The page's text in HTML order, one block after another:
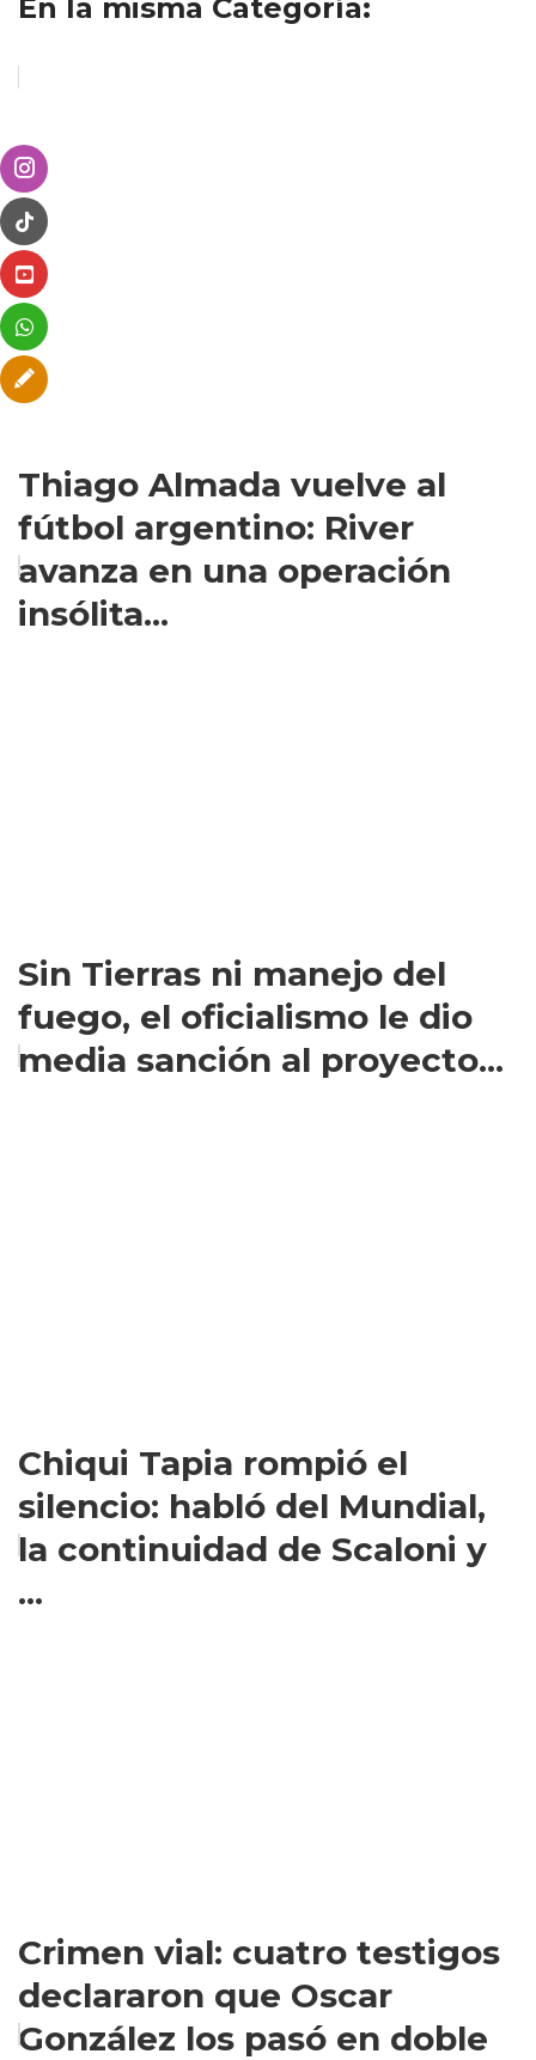
En la misma Categoría:
Thiago Almada vuelve al
fútbol argentino: River
avanza en una operación
insólita...
Sin Tierras ni manejo del
fuego, el oficialismo le dio
media sanción al proyecto...
Chiqui Tapia rompió el
silencio: habló del Mundial,
la continuidad de Scaloni y
...
Crimen vial: cuatro testigos
declararon que Oscar
González los pasó en doble